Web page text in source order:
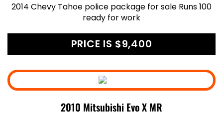
2014 Chevy Tahoe police package for sale Runs 100
ready for work
PRICE IS $9,400
2010 Mitsubishi Evo X MR